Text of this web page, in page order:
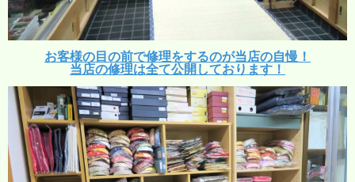
お客様の目の前で修理をするのが当店の自慢！
当店の修理は全て公開しております！